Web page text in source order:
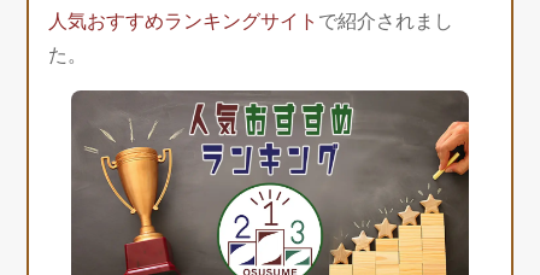
人気おすすめランキングサイト で紹介されまし
た。